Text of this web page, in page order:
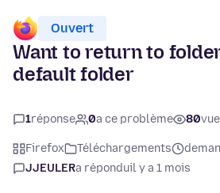
Ouvert
Want to return to
default folder
1réponse 0a ce problème 80
Firefox Téléchargements
JJEULERa réponduil y a 1 mois